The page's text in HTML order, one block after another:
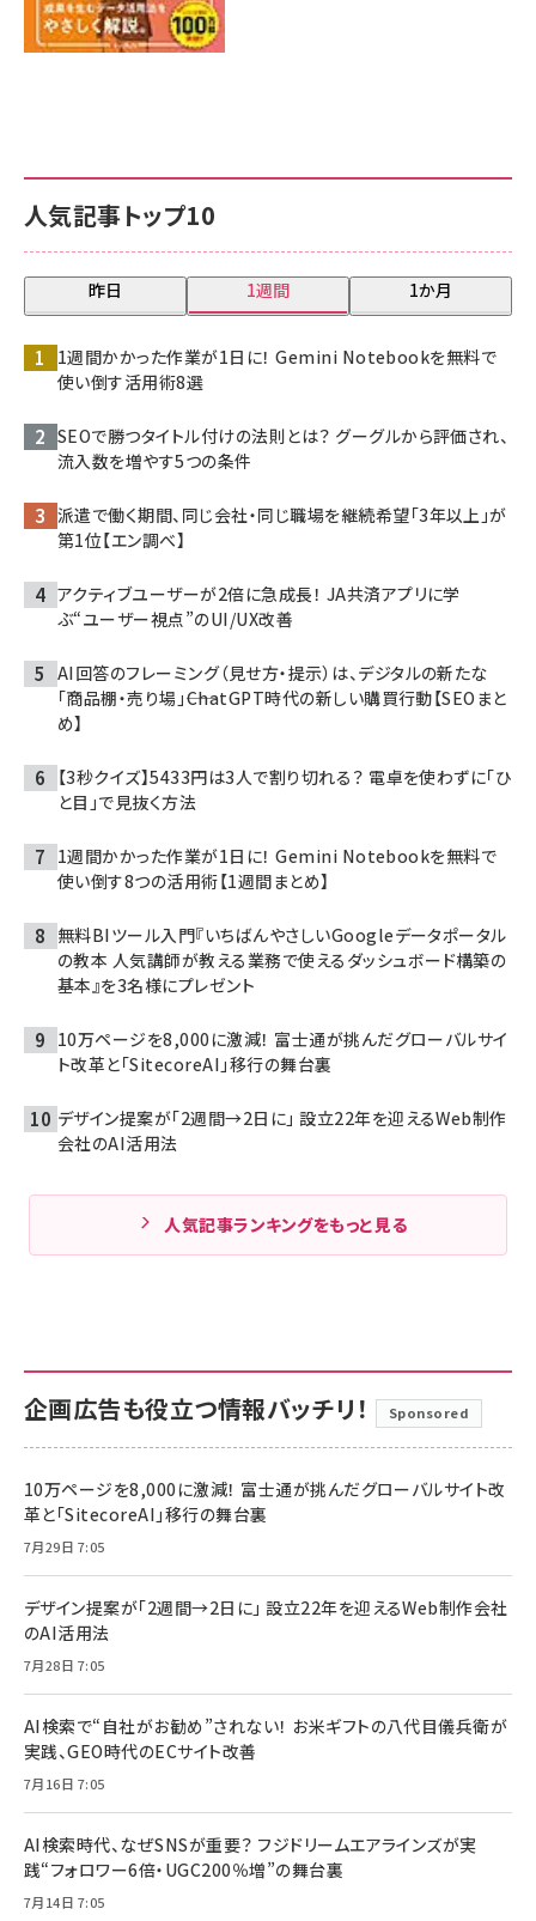
人気記事トップ10
昨日 1週間 1か月
1週間かかった作業が1日に！ Gemini Notebookを無料で
使い倒す活用術8選
SEOで勝つタイトル付けの法則とは？ グーグルから評価され、
流入数を増やす5つの条件
派遣で働く期間、同じ会社・同じ職場を継続希望「3年以上」が
第1位【エン調べ】
アクティブユーザーが2倍に急成長！ JA共済アプリに学
ぶ“ユーザー視点”のUI/UX改善
AI回答のフレーミング（見せ方・提示）は、デジタルの新たな
「商品棚・売り場」――ChatGPT時代の新しい購買行動【SEOまと
め】
【3秒クイズ】5433円は3人で割り切れる？ 電卓を使わずに「ひ
と目」で見抜く方法
1週間かかった作業が1日に！ Gemini Notebookを無料で
使い倒す8つの活用術【1週間まとめ】
無料BIツール入門『いちばんやさしいGoogleデータポータル
の教本 人気講師が教える業務で使えるダッシュボード構築の
基本』を3名様にプレゼント
10万ページを8,000に激減！ 富士通が挑んだグローバルサイ
ト改革と「SitecoreAI」移行の舞台裏
デザイン提案が「2週間→2日に」 設立22年を迎えるWeb制作
会社のAI活用法
人気記事ランキングをもっと見る
企画広告も役立つ情報バッチリ！ Sponsored
10万ページを8,000に激減！ 富士通が挑んだグローバルサイト改
革と「SitecoreAI」移行の舞台裏
7月29日 7:05
デザイン提案が「2週間→2日に」 設立22年を迎えるWeb制作会社
のAI活用法
7月28日 7:05
AI検索で“自社がお勧め”されない！ お米ギフトの八代目儀兵衛が
実践、GEO時代のECサイト改善
7月16日 7:05
AI検索時代、なぜSNSが重要？ フジドリームエアラインズが実
践“フォロワー6倍・UGC200％増”の舞台裏
7月14日 7:05